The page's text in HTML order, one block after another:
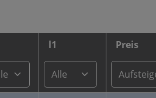
l1 Preis